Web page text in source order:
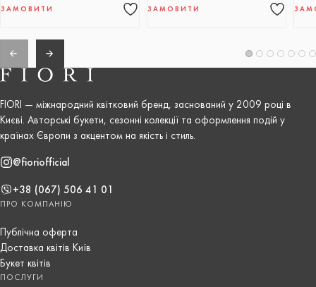
ЗАМОВИТИ ЗАМОВИТИ
FIORI — міжнародний квітковий бренд, заснований у 2009 році в
Києві. Авторські букети, сезонні колекції та оформлення подій у
країнах Європи з акцентом на якість і стиль.
@fioriofficial
+38 (067) 506 41 01
ПРО КОМПАНІЮ
Публічна оферта
Доставка квітів Київ
Букет квітів
ПОСЛУГИ